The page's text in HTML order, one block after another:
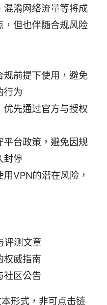
混淆网络流量等将成
，但也伴随合规风险
规前提下使用，避免
行为
优先通过官方与授权
平台政策，避免因规
封停
VPN的潜在风险，
评测文章
权威指南
社区公告
形式，非可点击链